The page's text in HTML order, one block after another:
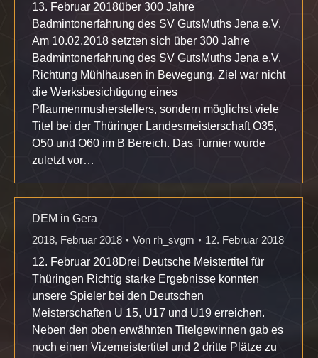
13. Februar 2018über 300 Jahre
Badmintonerfahrung des SV GutsMuths Jena e.V.
Am 10.02.2018 setzten sich über 300 Jahre
Badmintonerfahrung des SV GutsMuths Jena e.V.
Richtung Mühlhausen in Bewegung. Ziel war nicht
die Werksbesichtigung eines
Pflaumenmusherstellers, sondern möglichst viele
Titel bei der Thüringer Landesmeisterschaft O35,
O50 und O60 im B Bereich. Das Turnier wurde
zuletzt vor…
DEM in Gera
2018, Februar 2018 Von rh_svgm
12. Februar 2018
12. Februar 2018Drei Deutsche Meistertitel für
Thüringen Richtig starke Ergebnisse konnten
unsere Spieler bei den Deutschen
Meisterschaften U 15, U17 und U19 erreichen.
Neben den oben erwähnten Titelgewinnen gab es
noch einen Vizemeistertitel und 2 dritte Plätze zu